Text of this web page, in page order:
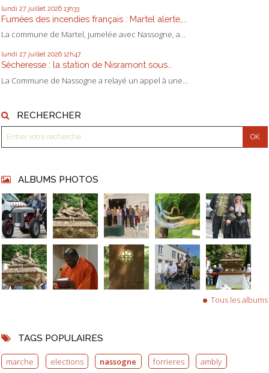
lundi 27 juillet 2026 13h33
Fumées des incendies français : Martel alerte,...
La commune de Martel, jumelée avec Nassogne, a...
lundi 27 juillet 2026 12h47
Sécheresse : la station de Nisramont sous...
La Commune de Nassogne a relayé un appel à une...
RECHERCHER
ALBUMS PHOTOS
Tous les albums
TAGS POPULAIRES
marche elections nassogne forrieres
ambly